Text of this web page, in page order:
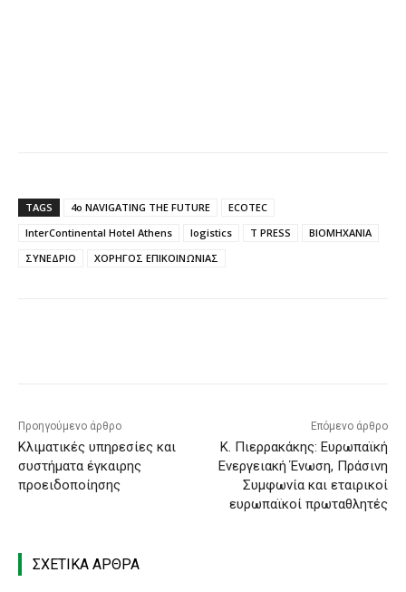
TAGS 4o NAVIGATING THE FUTURE
ECOTEC
InterContinental Hotel Athens
logistics T PRESS
ΒΙΟΜΗΧΑΝΙΑ
ΣΥΝΕΔΡΙΟ
ΧΟΡΗΓΟΣ ΕΠΙΚΟΙΝΩΝΙΑΣ
Προηγούμενο άρθρο
Κλιματικές υπηρεσίες και
συστήματα έγκαιρης
προειδοποίησης
Επόμενο άρθρο
Κ. Πιερρακάκης: Ευρωπαϊκή
Ενεργειακή Ένωση, Πράσινη
Συμφωνία και εταιρικοί
ευρωπαϊκοί πρωταθλητές
ΣΧΕΤΙΚΑ ΑΡΘΡΑ